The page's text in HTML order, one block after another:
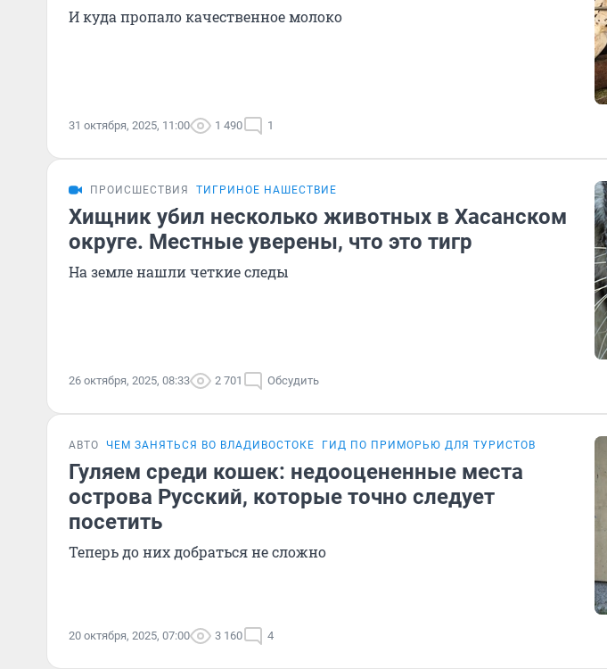
И куда пропало качественное молоко
31 октября, 2025, 11:00 1 490 1
ПРОИСШЕСТВИЯ ТИГРИНОЕ НАШЕСТВИЕ
Хищник убил несколько животных в Хасанском
округе. Местные уверены, что это тигр
На земле нашли четкие следы
26 октября, 2025, 08:33 2 701 Обсудить
АВТО ЧЕМ ЗАНЯТЬСЯ ВО ВЛАДИВОСТОКЕ ГИД ПО ПРИМОРЬЮ ДЛЯ ТУРИСТОВ
Гуляем среди кошек: недооцененные места
острова Русский, которые точно следует
посетить
Теперь до них добраться не сложно
20 октября, 2025, 07:00 3 160 4